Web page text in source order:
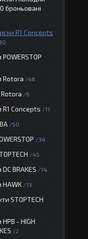
броньовані
R1 Concepts
Rotora 46
6
R1 Concepts 11
50
34
45
BRAKES 74
HAWK 13
STOPTECH
- HIGH
2